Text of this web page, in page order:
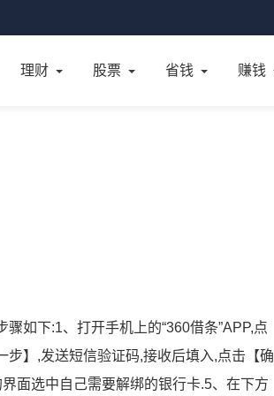
理财 股票 省钱 赚钱
如下:1、打开手机上的“360借条”APP,点
】,发送短信验证码,接收后填入,点击【确
面选中自己需要解绑的银行卡.5、在下方